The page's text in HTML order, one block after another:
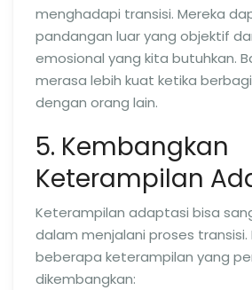
menghadapi transisi. Mereka
pandangan luar yang objektif
emosional yang kita butuhkan.
merasa lebih kuat ketika
dengan orang lain.
5. Kembangkan
Keterampilan
Keterampilan adaptasi bisa
dalam menjalani proses transisi.
beberapa keterampilan yang
dikembangkan: